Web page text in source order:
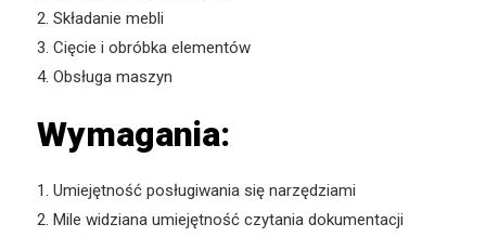
2. Składanie mebli
3. Cięcie i obróbka elementów
4. Obsługa maszyn
Wymagania:
1. Umiejętność posługiwania się narzędziami
2. Mile widziana umiejętność czytania dokumentacji